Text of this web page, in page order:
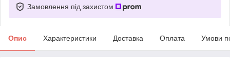
Замовлення під захистом
Опис Характеристики Доставка Оплата Умови